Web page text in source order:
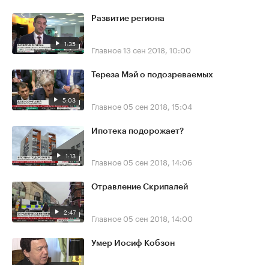
1:35
Развитие региона
Главное13 сен 2018, 10:00
5:03
Тереза Мэй о подозреваемых
Главное 05 сен 2018, 15:04
1:13
Ипотека подорожает?
Главное 05 сен 2018, 14:06
2:47
Отравление Скрипалей
Главное 05 сен 2018, 14:00
Умер Иосиф Кобзон